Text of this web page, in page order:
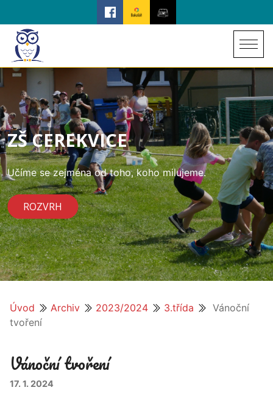
ZŠ CEREKVICE
Učíme se zejména od toho, koho milujeme.
ROZVRH
Úvod Archiv 2023/2024 3.třída
Vánoční
tvoření
Vánoční tvoření
17. 1. 2024